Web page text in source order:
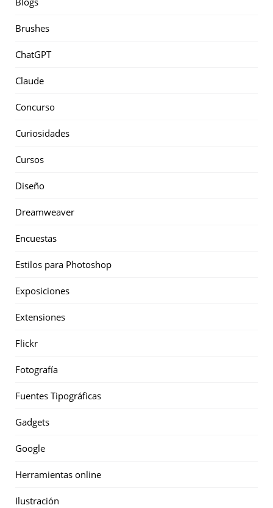
Brushes
ChatGPT
Claude
Concurso
Curiosidades
Cursos
Diseño
Dreamweaver
Encuestas
Estilos para Photoshop
Exposiciones
Extensiones
Flickr
Fotografía
Fuentes Tipográficas
Gadgets
Google
Herramientas online
Ilustración